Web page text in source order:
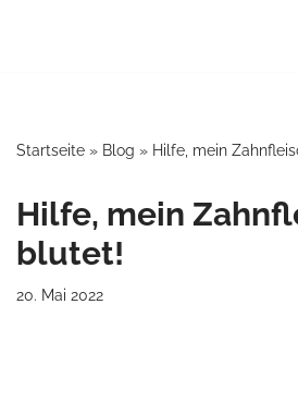
Startseite » Blog » Hilfe, mein
Hilfe, mein
blutet!
20. Mai 2022